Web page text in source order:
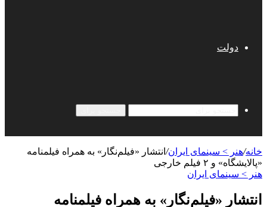
دولت
خانه/هنر > سینمای ایران/ انتشار «فیلم‌نگار» به همراه فیلمنامه
«پالایشگاه» و ۲ فیلم خارجی
هنر > سینمای ایران
انتشار «فیلم‌نگار» به همراه فیلمنامه